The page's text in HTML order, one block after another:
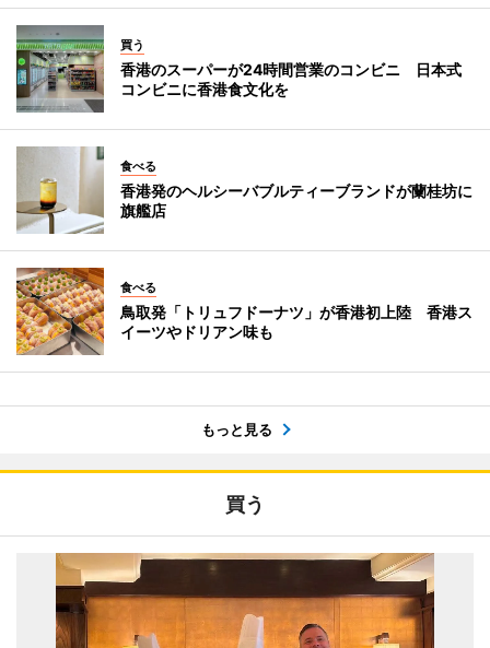
買う
香港のスーパーが24時間営業のコンビニ 日本式
コンビニに香港食文化を
食べる
香港発のヘルシーバブルティーブランドが蘭桂坊に
旗艦店
食べる
鳥取発「トリュフドーナツ」が香港初上陸 香港ス
イーツやドリアン味も
もっと見る
買う